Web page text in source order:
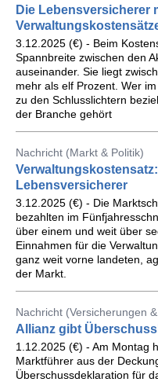
Die Lebensversicherer
3.12.2025 (€) - Beim
Spannbreite zwischen den
auseinander. Sie liegt
mehr als elf Prozent. Wer
zu den Schlusslichtern
der Branche gehört
Nachricht (Markt & Politik)
Lebensversicherer
3.12.2025 (€) - Die
bezahlten im
über einem und weit über
Einnahmen für die
ganz weit vorne landeten,
der Markt.
Nachricht (Versicherungen
Allianz gibt
1.12.2025 (€) - Am Montag
Marktführer aus der
Überschussdeklaration für